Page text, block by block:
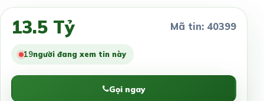
13.5 Tỷ Mã tin: 40399
19người đang xem tin này
Gọi ngay